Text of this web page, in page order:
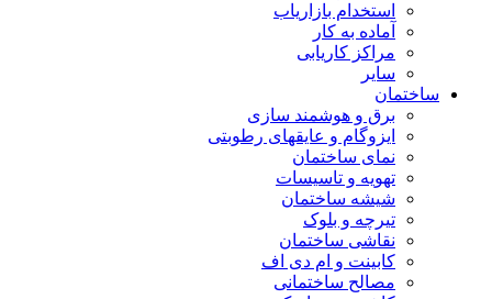
استخدام بازاریاب
آماده به کار
مراکز کاریابی
سایر
ساختمان
برق و هوشمند سازی
ایزوگام و عایقهای رطوبتی
نمای ساختمان
تهویه و تاسیسات
شیشه ساختمان
تیرچه و بلوک
نقاشی ساختمان
کابینت و ام دی اف
مصالح ساختمانی